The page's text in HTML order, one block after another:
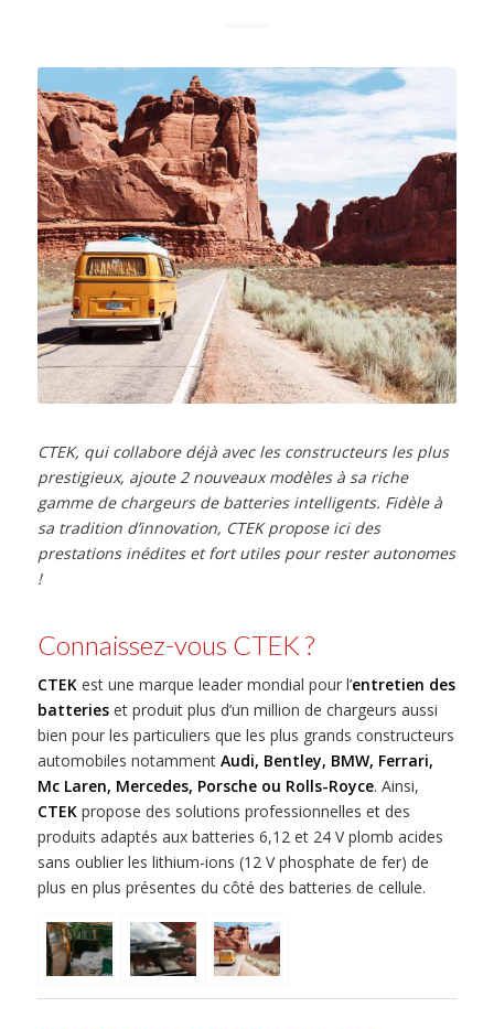
CTEK, qui collabore déjà avec les constructeurs les plus
prestigieux, ajoute 2 nouveaux modèles à sa riche
gamme de chargeurs de batteries intelligents. Fidèle à
sa tradition d’innovation, CTEK propose ici des
prestations inédites et fort utiles pour rester autonomes
!
Connaissez-vous CTEK ?
CTEKest une marque leader mondial pour l’entretien des
batterieset produit plus d’un million de chargeurs aussi
bien pour les particuliers que les plus grands constructeurs
automobiles notamment Audi, Bentley, BMW, Ferrari,
Mc Laren, Mercedes, Porsche ou Rolls-Royce. Ainsi,
CTEKpropose des solutions professionnelles et des
produits adaptés aux batteries 6,12 et 24 V plomb acides
sans oublier les lithium-ions (12 V phosphate de fer) de
plus en plus présentes du côté des batteries de cellule.